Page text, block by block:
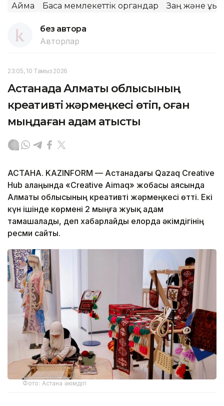
Аймақ Басқа мемлекеттік органдар Заң және құқық
без автора
Авторлар
23:05, 10 Тамыз 2026
Астанада Алматы облысының
креативті жәрмеңкесі өтіп, оған
мыңдаған адам қатысты
АСТАНА. KAZINFORM — Астанадағы Qazaq Creative
Hub алаңында «Creative Aimaq» жобасы аясында
Алматы облысының креативті жәрмеңкесі өтті. Екі
күн ішінде көрмені 2 мыңға жуық адам
тамашалады, деп хабарлайды елорда әкімдігінің
ресми сайты.
Фото: Астана әкімдігі